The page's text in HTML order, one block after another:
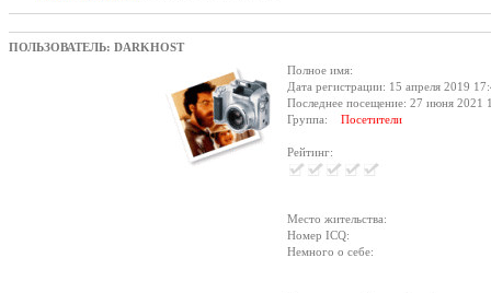
ПОЛЬЗОВАТЕЛЬ: DARKHOST
Полное имя:
Дата регистрации: 15 апреля 2019
Последнее посещение: 27 июня 2021
Группа:Посетители
Рейтинг:
Место жительства:
Номер ICQ:
Немного о себе: